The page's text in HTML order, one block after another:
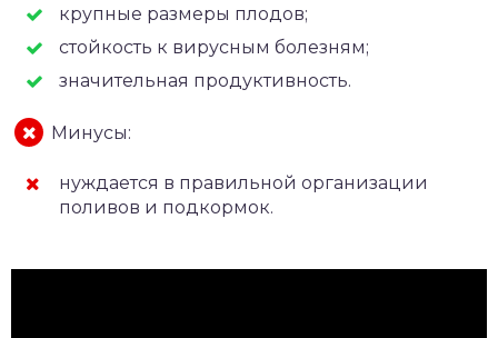
крупные размеры плодов;
стойкость к вирусным болезням;
значительная продуктивность.
Минусы:
нуждается в правильной организации
поливов и подкормок.